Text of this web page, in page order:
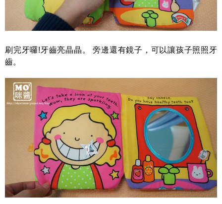
刷完牙囉!牙齒亮晶晶。 旁邊還有鏡子，可以讓孩子照照牙
齒。